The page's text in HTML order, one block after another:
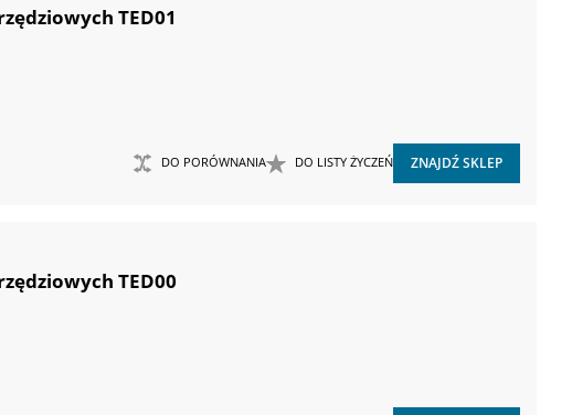
TED01
DO LISTY ŻYCZEŃ
DO PORÓWNANIA ZNAJDŹ SKLEP
TED00